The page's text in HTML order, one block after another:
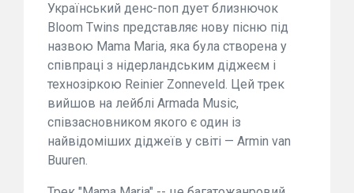
Український денс-поп дует близнючок
Bloom Twins представляє нову пісню під
назвою Mama Maria, яка була створена у
співпраці з нідерландським діджеєм і
технозіркою Reinier Zonneveld. Цей трек
вийшов на лейблі Armada Music,
співзасновником якого є один із
найвідоміших діджеїв у світі — Armin van
Buuren.